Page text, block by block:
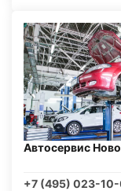
Автосервис
+7 (495) 023-10-